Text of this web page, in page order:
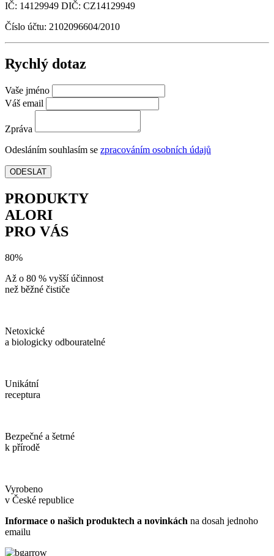
IČ: 14129949 DIČ: CZ14129949
Číslo účtu: 2102096604/2010
Rychlý dotaz
Vaše jméno
Váš email
Zpráva
Odesláním souhlasím se zpracováním osobních údajů
ODESLAT
PRODUKTY
ALORI
PRO VÁS
80%
Až o 80 % vyšší účinnost
než běžné čističe
Netoxické
a biologicky odbouratelné
Unikátní
receptura
Bezpečné a šetrné
k přírodě
Vyrobeno
v České republice
Informace o našich produktech a novinkách na dosah jednoho
emailu